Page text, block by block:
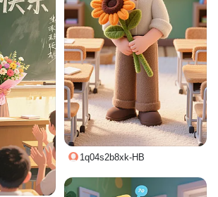
1q04s2b8xk-HB